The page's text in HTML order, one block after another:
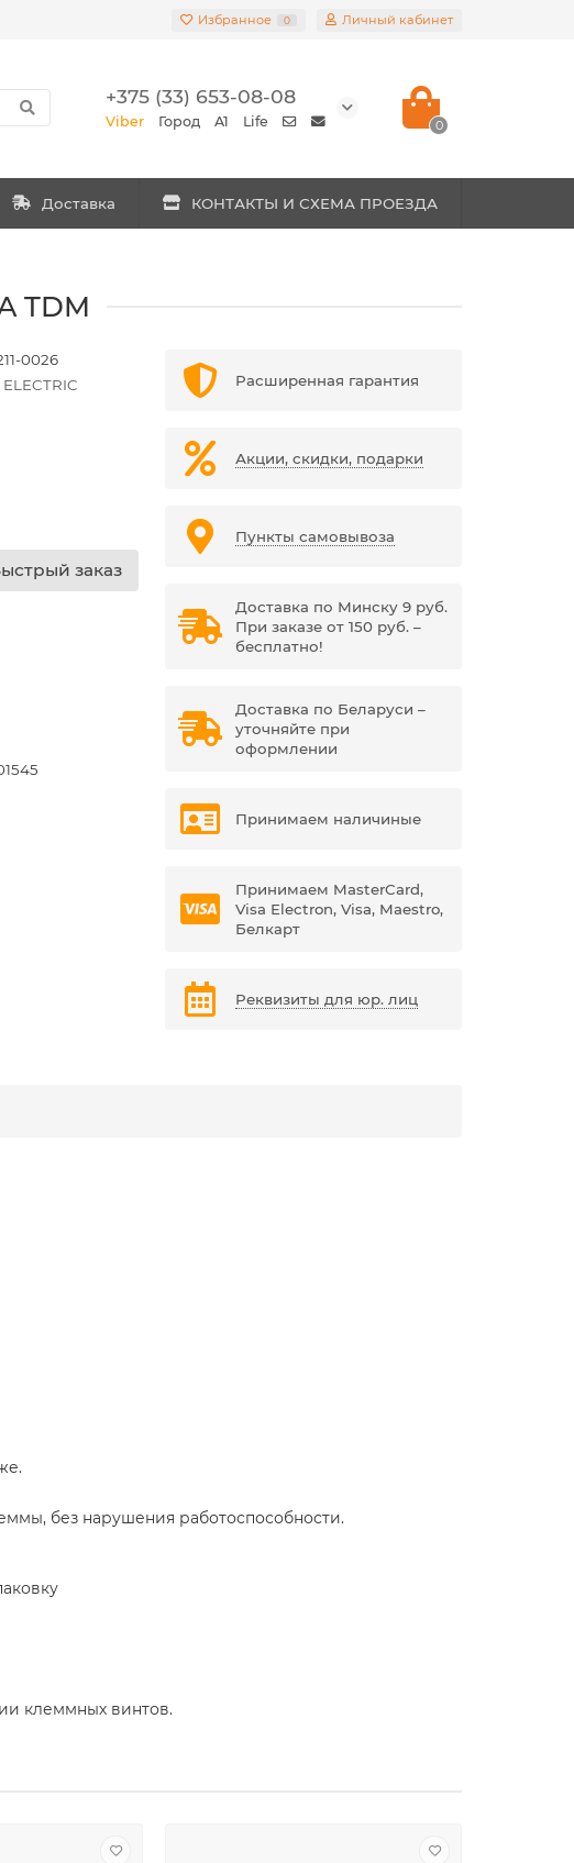
Избранное 0 Личный кабинет
+375 (33) 653-08-08
Viber Город A1 Life 0
Доставка КОНТАКТЫ И СХЕМА ПРОЕЗДА
TDM
0026
заказ
Расширенная гарантия
Акции, скидки, подарки
Пункты самовывоза
Доставка по Минску 9 руб.
При заказе от 150 руб. –
бесплатно!
Доставка по Беларуси –
уточняйте при
оформлении
Принимаем наличиные
Принимаем MasterCard,
Visa Electron, Visa, Maestro,
Белкарт
Реквизиты для юр. лиц
без нарушения работоспособности.
клеммных винтов.